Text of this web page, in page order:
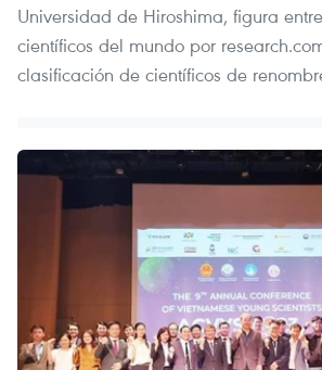
Universidad de Hiroshima, figura
científicos del mundo por
clasificación de científicos de